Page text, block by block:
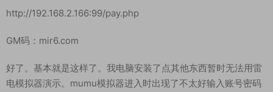
测试账号：mir6com
测试密码：123456
GM后台：